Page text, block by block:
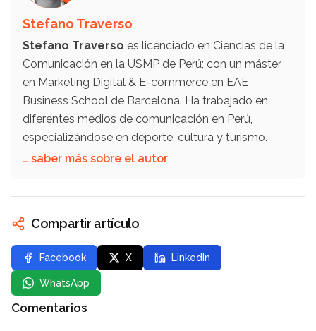
Stefano Traverso
Stefano Traverso es licenciado en Ciencias de la
Comunicación en la USMP de Perú; con un máster
en Marketing Digital & E-commerce en EAE
Business School de Barcelona. Ha trabajado en
diferentes medios de comunicación en Perú,
especializándose en deporte, cultura y turismo.
… saber más sobre el autor
Compartir artículo
Facebook X LinkedIn
WhatsApp
Comentarios